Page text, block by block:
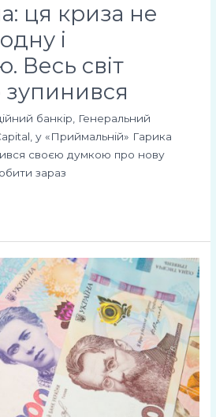
ця криза не
і
Весь світ
банкір, Генеральний
у «Приймальній» Гарика
своєю думкою про нову
зараз